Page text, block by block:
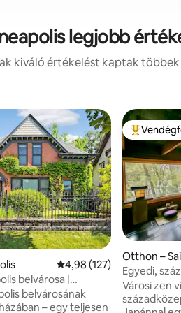
legjobb
kiváló értékelést kaptak
Átlagos értékelés: 5/4,98,
4,98 (127)
belvárosa |
belvárosának
– egy teljesen
Kiemelt
Otthon –
Egyedi,
nagyszerű
Városi zen